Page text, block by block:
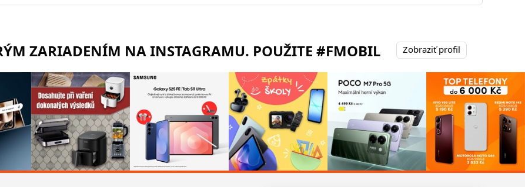
ZARIADENÍM NA INSTAGRAMU. POUŽITE #FMOBIL Zobraziť profil